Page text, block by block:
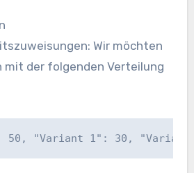
Wir möchten
mit der folgenden Verteilung
50, "Variant 1": 30,